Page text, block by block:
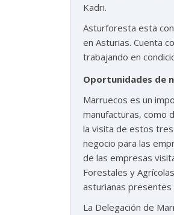
Kadri.
Asturforesta esta
en Asturias. Cuenta
trabajando en
Oportunidades de
Marruecos es un
manufacturas, como
la visita de estos
negocio para las
de las empresas
Forestales y
asturianas
La Delegación de